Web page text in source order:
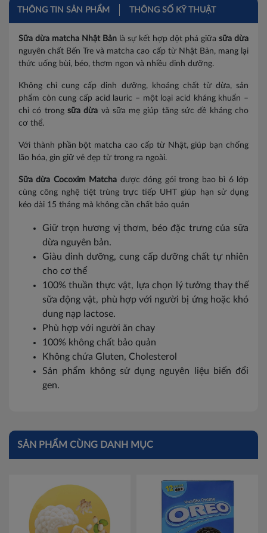
Hà Nam
Vĩnh Phúc
Thanh Hóa
Bắc Giang
Bắc Kạn
Bắc Ninh
Cao Bằng
Điện Biên
Hà Giang
Lai Châu
Lạng Sơn
Lao Cai
Nam Định
Phú Thọ
Thái Nguyên
Yên Bái
Thừa T. Huế
THÔNG TIN SẢN PHẨM THÔNG SỐ KỸ THUẬT
Sữa dừa matcha Nhật Bản là sự kết hợp đột phá giữa sữa dừa
nguyên chất Bến Tre và matcha cao cấp từ Nhật Bản, mang lại
thức uống bùi, béo, thơm ngon và nhiều dinh dưỡng.
Không chỉ cung cấp dinh dưỡng, khoáng chất từ dừa, sản
phẩm còn cung cấp acid lauric – một loại acid kháng khuẩn –
chỉ có trong sữa dừa và sữa mẹ giúp tăng sức đề kháng cho
cơ thể.
Với thành phần bột matcha cao cấp từ Nhật, giúp bạn chống
lão hóa, gìn giữ vẻ đẹp từ trong ra ngoài.
Sữa dừa Cocoxim Matcha được đóng gói trong bao bì 6 lớp
cùng công nghệ tiệt trùng trực tiếp UHT giúp hạn sử dụng
kéo dài 15 tháng mà không cần chất bảo quản
Giữ trọn hương vị thơm, béo đặc trưng của sữa
dừa nguyên bản.
Giàu dinh dưỡng, cung cấp dưỡng chất tự nhiên
cho cơ thể
100% thuần thực vật, lựa chọn lý tưởng thay thế
sữa động vật, phù hợp với người bị ứng hoặc khó
dung nạp lactose.
Phù hợp với người ăn chay
100% không chất bảo quản
Không chứa Gluten, Cholesterol
Sản phẩm không sử dụng nguyên liệu biến đổi
gen.
SẢN PHẨM CÙNG DANH MỤC